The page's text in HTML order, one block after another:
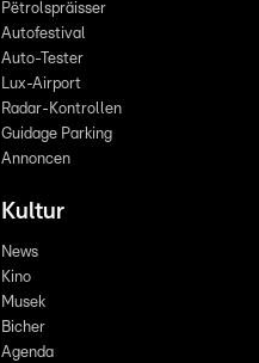
Pëtrolspräisser
Autofestival
Auto-Tester
Lux-Airport
Radar-Kontrollen
Guidage Parking
Annoncen
Kultur
News
Kino
Musek
Bicher
Agenda